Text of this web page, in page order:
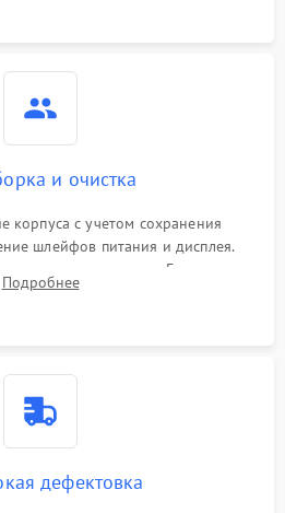
и очистка
корпуса с учетом сохранения
шлейфов питания и дисплея.
от окислов и пыли. Бережная
объектива специализированными
Подробнее
дефектовка